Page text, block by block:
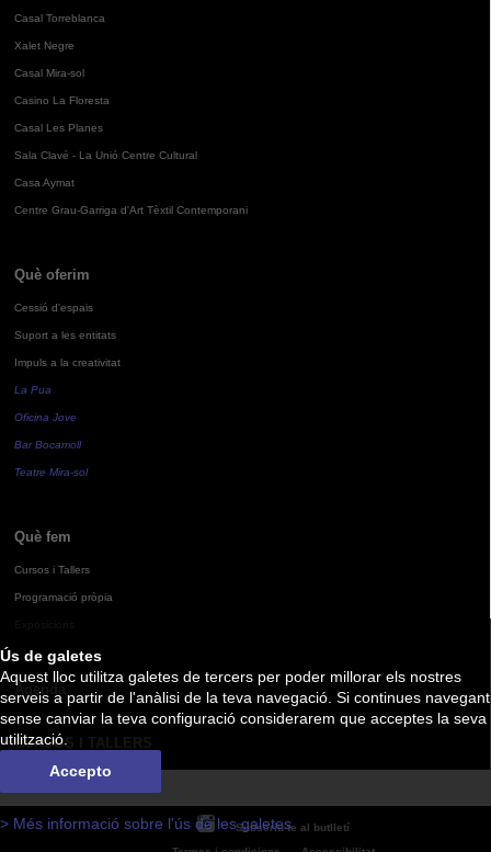
Ús de galetes
Aquest lloc utilitza galetes de tercers per poder millorar els nostres
serveis a partir de l'anàlisi de la teva navegació. Si continues navegant
sense canviar la teva configuració considerarem que acceptes la seva
utilització.
Accepto
> Més informació sobre l'ús de les galetes
Casal Torreblanca
Xalet Negre
Casal Mira-sol
Casino La Floresta
Casal Les Planes
Sala Clavé - La Unió Centre Cultural
Casa Aymat
Centre Grau-Garriga d'Art Tèxtil Contemporani
Què oferim
Cessió d'espais
Suport a les entitats
Impuls a la creativitat
La Pua
Oficina Jove
Bar Bocamoll
Teatre Mira-sol
Què fem
Cursos i Tallers
Programació pròpia
Agenda
CURSOS I TALLERS
Subscriu-te al butlletí